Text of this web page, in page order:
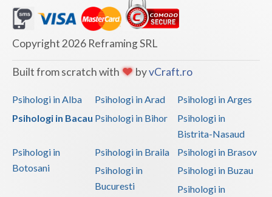
Copyright 2026 Reframing SRL
Built from scratch with byvCraft.ro
Psihologi in Alba Psihologi in Arad
Psihologi in Arges
Psihologi in Bacau Psihologi in Bihor
Psihologi in
Bistrita-Nasaud
Psihologi in
Botosani
Psihologi in Braila
Psihologi in Brasov
Psihologi in
Bucuresti
Psihologi in Buzau
Psihologi in